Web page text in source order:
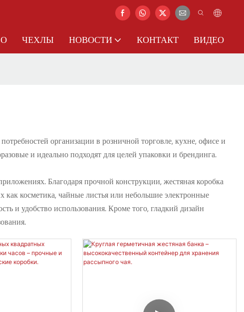
О ЧЕХЛЫ НОВОСТИ КОНТАКТ ВИДЕО
организации в розничной торговле, кухне, офисе и
и идеально подходят для целей упаковки и брендинга.
Благодаря прочной конструкции, жестяная коробка
как косметика, чайные листья или небольшие электронные
и удобство использования. Кроме того, гладкий дизайн